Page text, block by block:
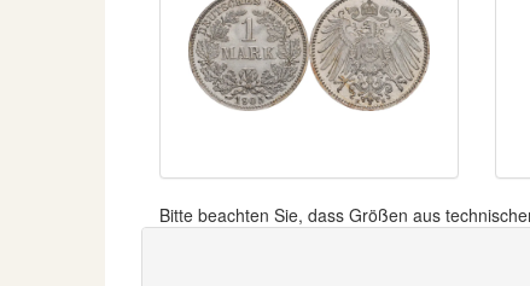
Bitte beachten Sie, dass Größen aus